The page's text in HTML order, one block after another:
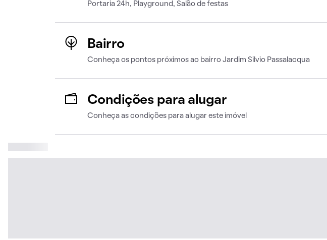
Portaria 24h, Playground, Salão de festas
Bairro
Conheça os pontos próximos ao bairro Jardim Silvio Passalacqua
Condições para alugar
Conheça as condições para alugar este imóvel